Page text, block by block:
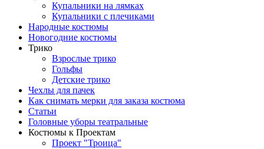
Купальники на лямках
Купальники с плечиками
Народные костюмы
Новогодние костюмы
Трико
Взрослые трико
Гольфы
Детские трико
Чехлы для пачек
Как снимать мерки для заказа костюма
Статьи
Головные уборы театральные
Костюмы к Проектам
Проект "Троица"